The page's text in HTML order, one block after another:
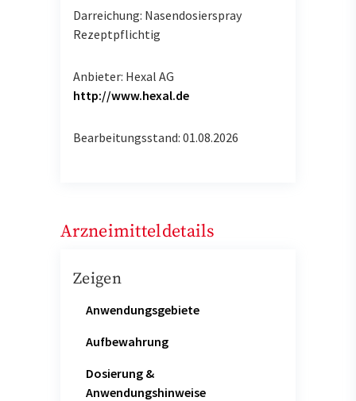
Darreichung: Nasendosierspray
Rezeptpflichtig
Anbieter: Hexal AG
http://www.hexal.de
Bearbeitungsstand: 01.08.2026
Arzneimitteldetails
Zeigen
Anwendungsgebiete
Aufbewahrung
Dosierung &
Anwendungshinweise